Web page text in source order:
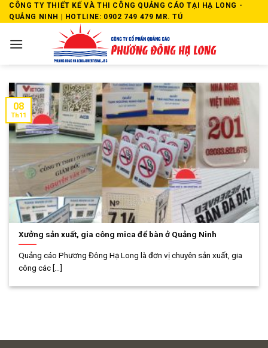
Skip
to
CÔNG TY THIẾT KẾ VÀ THI CÔNG QUẢNG CÁO TẠI HẠ LONG -
QUẢNG NINH | HOTLINE: 0902 749 479 MR. TÚ
Xưởng sản xuất, gia công mica để bàn ở Quảng Ninh
Quảng cáo Phương Đông Hạ Long là đơn vị chuyên sản xuất, gia
công các [...]
08
Th11